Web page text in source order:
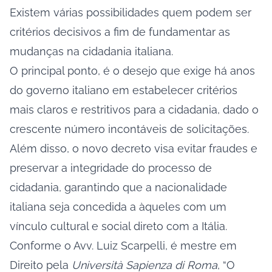
Existem várias possibilidades quem podem ser
critérios decisivos a fim de fundamentar as
mudanças na cidadania italiana.
O principal ponto, é o desejo que exige há anos
do governo italiano em estabelecer critérios
mais claros e restritivos para a cidadania, dado o
crescente número incontáveis de solicitações.
Além disso, o novo decreto visa evitar fraudes e
preservar a integridade do processo de
cidadania, garantindo que a nacionalidade
italiana seja concedida a àqueles com um
vínculo cultural e social direto com a Itália.
Conforme o Avv. Luiz Scarpelli, é mestre em
Direito pela Università Sapienza di Roma, “O